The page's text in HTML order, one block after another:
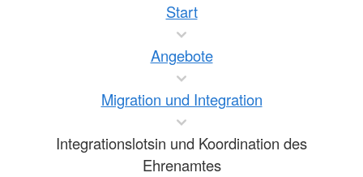
Start
Angebote
Migration und Integration
Integrationslotsin und Koordination des
Ehrenamtes